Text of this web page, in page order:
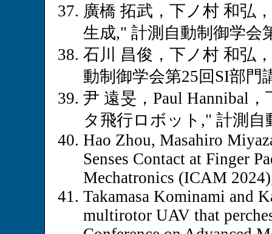
廣橋 拓武，下ノ村 和弘
生成," 計測自動制御学会
石川 昌俊，下ノ村 和弘
動制御学会第25回SI部門
尹 遠旻，Paul Hannibal
タ飛行ロボット," 計測自
Hao Zhou, Masahiro
Senses Contact at Finger
Mechatronics (ICAM
Takamasa Kominami and
multirotor UAV that